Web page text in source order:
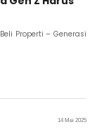
Properti – Generasi
14 Mei 2025